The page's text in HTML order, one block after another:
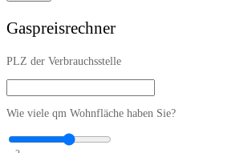
Gaspreisrechner
PLZ der Verbrauchsstelle
Wie viele qm Wohnfläche haben Sie?